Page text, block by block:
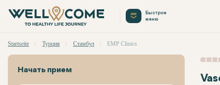
Быстрое
меню
Startseite Турция Стамбул EMP Clinics
Начать прием